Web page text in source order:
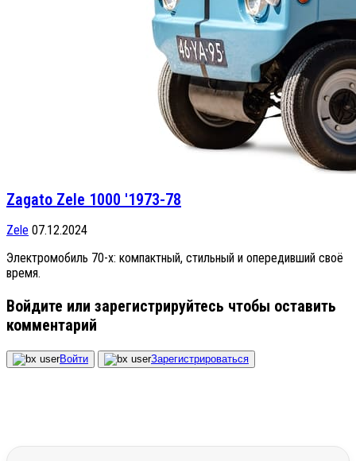
Zagato Zele 1000 '1973-78
Zele 07.12.2024
Электромобиль 70-х: компактный, стильный и опередивший своё
время.
Войдите или зарегистрируйтесь чтобы оставить
комментарий
Войти Зарегистрироваться